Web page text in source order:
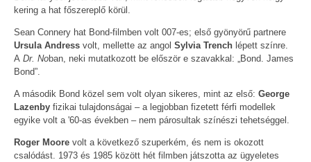
kering a hat főszereplő körül.
Sean Connery hat Bond-filmben volt 007-es; első gyönyörű partnere
Ursula Andress volt, mellette az angol Sylvia Trench lépett színre.
A Dr. Noban, neki mutatkozott be először e szavakkal: „Bond. James
Bond”.
A második Bond közel sem volt olyan sikeres, mint az első: George
Lazenby fizikai tulajdonságai – a legjobban fizetett férfi modellek
egyike volt a '60-as években – nem párosultak színészi tehetséggel.
Roger Moore volt a következő szuperkém, és nem is okozott
csalódást. 1973 és 1985 között hét filmben játszotta az ügyeletes